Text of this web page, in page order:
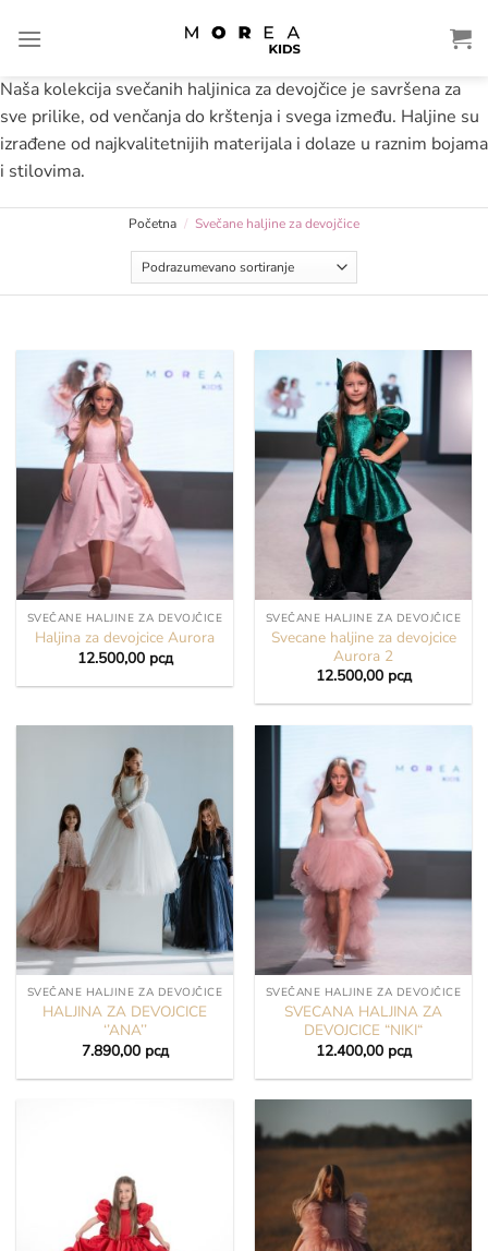
Naša kolekcija svečanih haljinica za devojčice je savršena za
sve prilike, od venčanja do krštenja i svega između. Haljine su
izrađene od najkvalitetnijih materijala i dolaze u raznim bojama
i stilovima.
Početna / Svečane haljine za devojčice
SVEČANE HALJINE ZA DEVOJČICE
Haljina za devojcice Aurora
12.500,00 рсд
SVEČANE HALJINE ZA DEVOJČICE
Svecane haljine za devojcice
Aurora 2
12.500,00 рсд
SVEČANE HALJINE ZA DEVOJČICE
HALJINA ZA DEVOJCICE
‘’ANA’’
7.890,00 рсд
SVEČANE HALJINE ZA DEVOJČICE
SVECANA HALJINA ZA
DEVOJCICE “NIKI“
12.400,00 рсд